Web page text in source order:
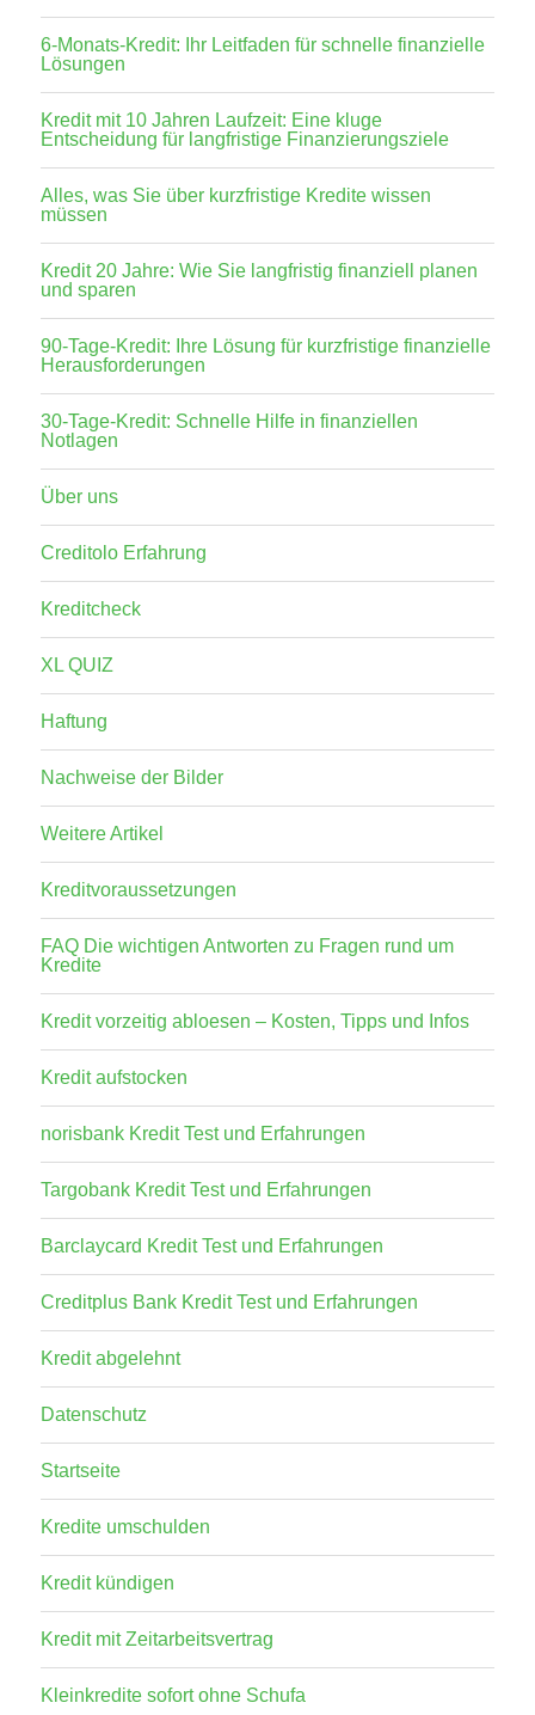
6-Monats-Kredit: Ihr Leitfaden für schnelle finanzielle
Lösungen
Kredit mit 10 Jahren Laufzeit: Eine kluge
Entscheidung für langfristige Finanzierungsziele
Alles, was Sie über kurzfristige Kredite wissen
müssen
Kredit 20 Jahre: Wie Sie langfristig finanziell planen
und sparen
90-Tage-Kredit: Ihre Lösung für kurzfristige finanzielle
Herausforderungen
30-Tage-Kredit: Schnelle Hilfe in finanziellen
Notlagen
Über uns
Creditolo Erfahrung
Kreditcheck
XL QUIZ
Haftung
Nachweise der Bilder
Weitere Artikel
Kreditvoraussetzungen
FAQ Die wichtigen Antworten zu Fragen rund um
Kredite
Kredit vorzeitig abloesen – Kosten, Tipps und Infos
Kredit aufstocken
norisbank Kredit Test und Erfahrungen
Targobank Kredit Test und Erfahrungen
Barclaycard Kredit Test und Erfahrungen
Creditplus Bank Kredit Test und Erfahrungen
Kredit abgelehnt
Datenschutz
Startseite
Kredite umschulden
Kredit kündigen
Kredit mit Zeitarbeitsvertrag
Kleinkredite sofort ohne Schufa